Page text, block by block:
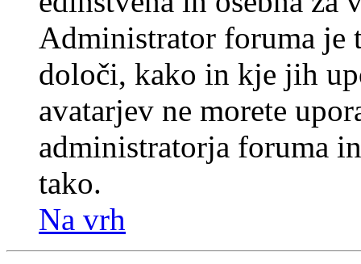
Administrator foruma je
določi, kako in kje jih
avatarjev ne morete
administratorja foruma
tako.
Na vrh